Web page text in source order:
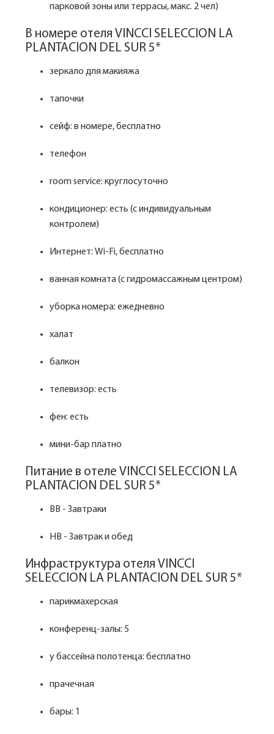
парковой зоны или террасы, макс. 2 чел)
В номере отеля VINCCI SELECCION LA
PLANTACION DEL SUR 5*
зеркало для макияжа
тапочки
сейф: в номере, бесплатно
телефон
room service: круглосуточно
кондиционер: есть (с индивидуальным
контролем)
Интернет: Wi-Fi, бесплатно
ванная комната (с гидромассажным центром)
уборка номера: ежедневно
халат
балкон
телевизор: есть
фен: есть
мини-бар платно
Питание в отеле VINCCI SELECCION LA
PLANTACION DEL SUR 5*
BB - Завтраки
HB - Завтрак и обед
Инфраструктура отеля VINCCI
SELECCION LA PLANTACION DEL SUR 5*
парикмахерская
конференц-залы: 5
у бассейна полотенца: бесплатно
прачечная
бары: 1